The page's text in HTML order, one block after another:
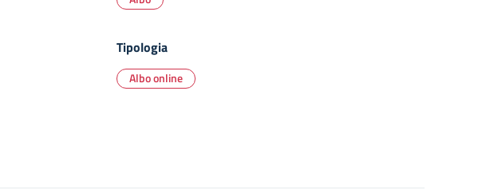
Tipologia
Albo online